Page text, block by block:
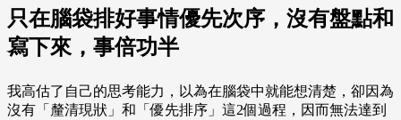
只在腦袋排好事情優先次序，沒有盤點和
寫下來，事倍功半
我高估了自己的思考能力，以為在腦袋中就能想清楚，卻因為
沒有「釐清現狀」和「優先排序」這2個過程，因而無法達到